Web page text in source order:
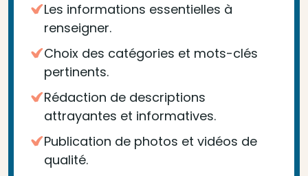
Les informations essentielles à
renseigner.
Choix des catégories et mots-clés
pertinents.
Rédaction de descriptions
attrayantes et informatives.
Publication de photos et vidéos de
qualité.